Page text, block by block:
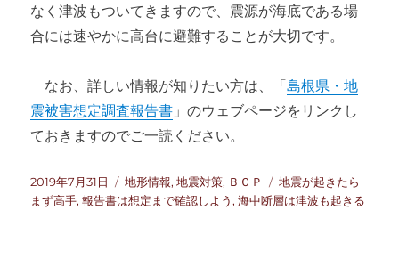
なく津波もついてきますので、震源が海底である場
合には速やかに高台に避難することが大切です。
なお、詳しい情報が知りたい方は、「島根県・地
震被害想定調査報告書 」のウェブページをリンクし
ておきますのでご一読ください。
投
稿
2019年7月31日
カ
テ
地形情報,地震対策, ＢＣＰ
タ
グ
地震が起きたら
まず高手,報告書は想定まで確認しよう ,海中断層は津波も起きる